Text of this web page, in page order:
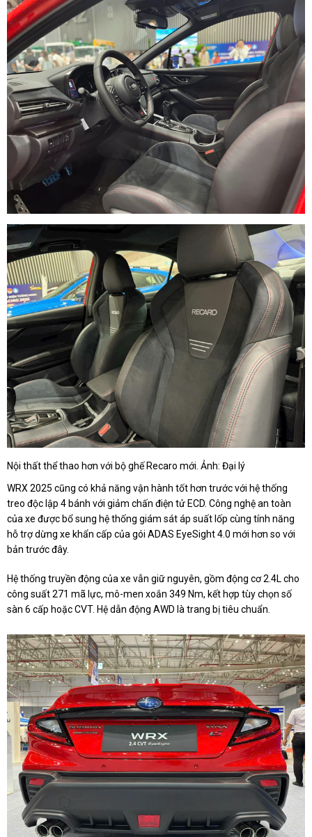
Nội thất thể thao hơn với bộ ghế Recaro mới. Ảnh: Đại lý
WRX 2025 cũng có khả năng vận hành tốt hơn trước với hệ thống
treo độc lập 4 bánh với giảm chấn điện tử ECD. Công nghệ an toàn
của xe được bổ sung hệ thống giám sát áp suất lốp cùng tính năng
hỗ trợ dừng xe khẩn cấp của gói ADAS EyeSight 4.0 mới hơn so với
bản trước đây.
Hệ thống truyền động của xe vẫn giữ nguyên, gồm động cơ 2.4L cho
công suất 271 mã lực, mô-men xoắn 349 Nm, kết hợp tùy chọn số
sàn 6 cấp hoặc CVT. Hệ dẫn động AWD là trang bị tiêu chuẩn.